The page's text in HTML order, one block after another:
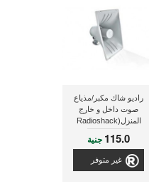
راديو شاك مكبر/مذياع
صوت داخل و خارج
المنزل(Radioshack
100-Watt PA
Indoor/Outdoor
Powerhorn® Speaker)
115.0 جنية
غير متوفر